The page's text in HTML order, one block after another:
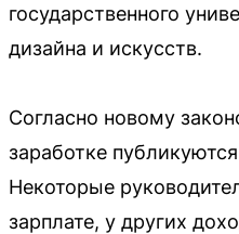
государственного
дизайна и искусств.
Согласно новому
заработке
Некоторые
зарплате, у других